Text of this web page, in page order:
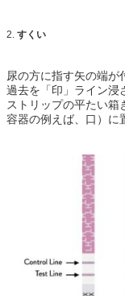
2. すくい
尿の方に指す矢の端が
過去を「印」ライン浸
ストリップの平たい
容器の例えば、口）に